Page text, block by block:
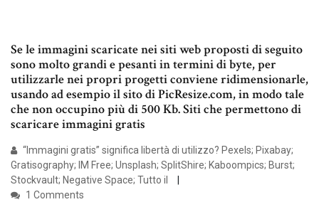
Se le immagini scaricate nei siti web proposti di seguito
sono molto grandi e pesanti in termini di byte, per
utilizzarle nei propri progetti conviene ridimensionarle,
usando ad esempio il sito di PicResize.com, in modo tale
che non occupino più di 500 Kb. Siti che permettono di
scaricare immagini gratis
“Immagini gratis” significa libertà di utilizzo? Pexels; Pixabay;
Gratisography; IM Free; Unsplash; SplitShire; Kaboompics; Burst;
Stockvault; Negative Space; Tutto il
1 Comments